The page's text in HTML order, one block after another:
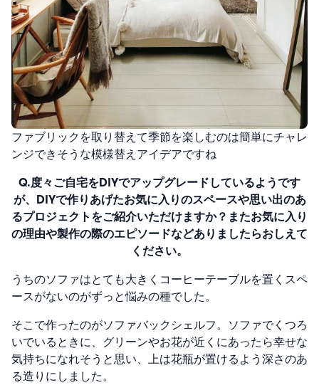
ファブリックを取り替えて季節を楽しむのは簡単にチャレ
ンジできそうな模様替えアイデアですね
Q.度々ご自宅をDIYでアップグレードしているようです
が、DIYで作りあげたお気に入りのスペースや思い出のあ
るプロジェクトをご紹介いただけますか？またお気に入り
の理由や製作の際のエピソードなどありましたらおしえて
ください。
うちのソファはとても大きくコーヒーテーブルを置くスペ
ースがないのがずっと悩みの種でした。
そこで作ったのがソファバックシェルフ。
ソファでくつろ
いでいるときに、グリーンやお花が近くにあったら幸せな
気持ちになれそうと思い、上は花瓶が置けるよう深さのあ
る造りにしました。